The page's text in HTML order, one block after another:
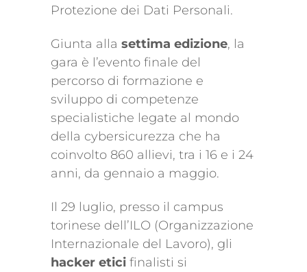
Protezione dei Dati Personali.
Giunta alla settima edizione, la
gara è l’evento finale del
percorso di formazione e
sviluppo di competenze
specialistiche legate al mondo
della cybersicurezza che ha
coinvolto 860 allievi, tra i 16 e i 24
anni, da gennaio a maggio.
Il 29 luglio, presso il campus
torinese dell’ILO (Organizzazione
Internazionale del Lavoro), gli
hacker etici finalisti si